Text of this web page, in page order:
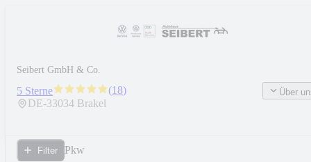
Seibert GmbH & Co.
5 Sterne (18)
DE-33034 Brakel
Über
Filter Pkw